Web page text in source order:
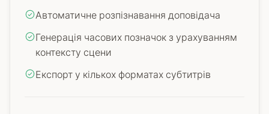
Автоматичне розпізнавання доповідача
Генерація часових позначок з урахуванням
контексту сцени
Експорт у кількох форматах субтитрів